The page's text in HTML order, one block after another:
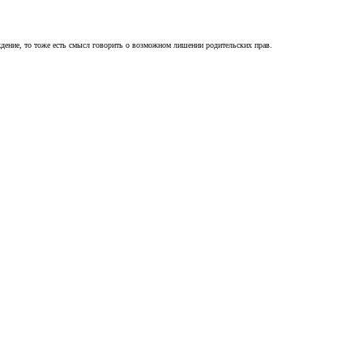
то тоже есть смысл говорить о возможном лишении родительских прав.